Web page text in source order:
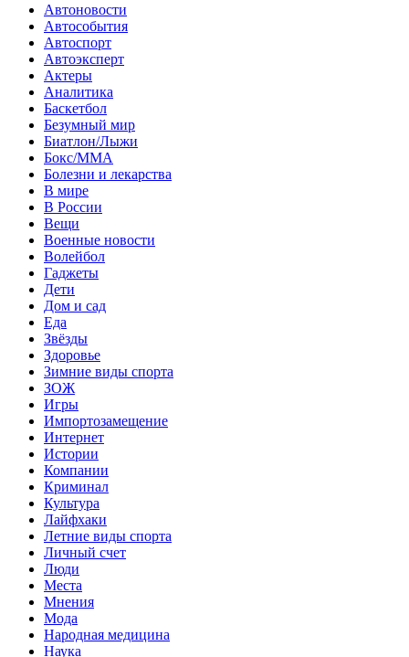
Автоновости
Автособытия
Автоспорт
Автоэксперт
Актеры
Аналитика
Баскетбол
Безумный мир
Биатлон/Лыжи
Бокс/MMA
Болезни и лекарства
В мире
В России
Вещи
Военные новости
Волейбол
Гаджеты
Дети
Дом и сад
Еда
Звёзды
Здоровье
Зимние виды спорта
ЗОЖ
Игры
Импортозамещение
Интернет
Истории
Компании
Криминал
Культура
Лайфхаки
Летние виды спорта
Личный счет
Люди
Места
Мнения
Мода
Народная медицина
Наука